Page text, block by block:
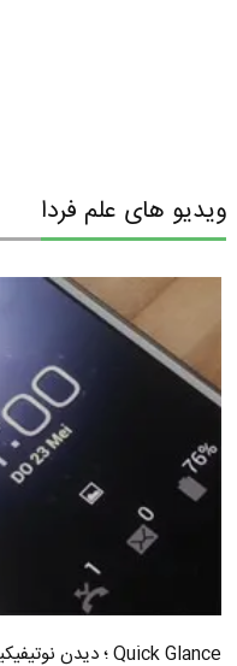
ویدیو های علم فردا
Quick Glance ؛ دیدن نوتیفیکیشن بدون تماس دست